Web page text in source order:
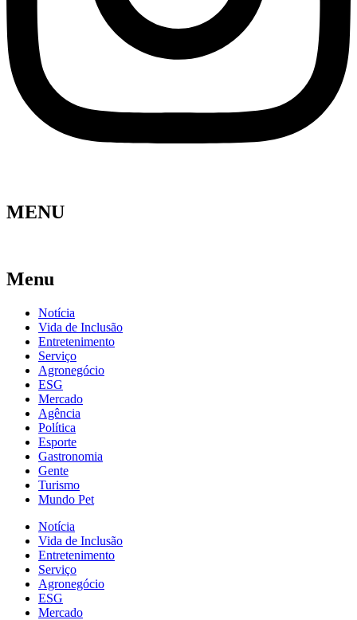
MENU
Menu
Notícia
Vida de Inclusão
Entretenimento
Serviço
Agronegócio
ESG
Mercado
Agência
Política
Esporte
Gastronomia
Gente
Turismo
Mundo Pet
Notícia
Vida de Inclusão
Entretenimento
Serviço
Agronegócio
ESG
Mercado